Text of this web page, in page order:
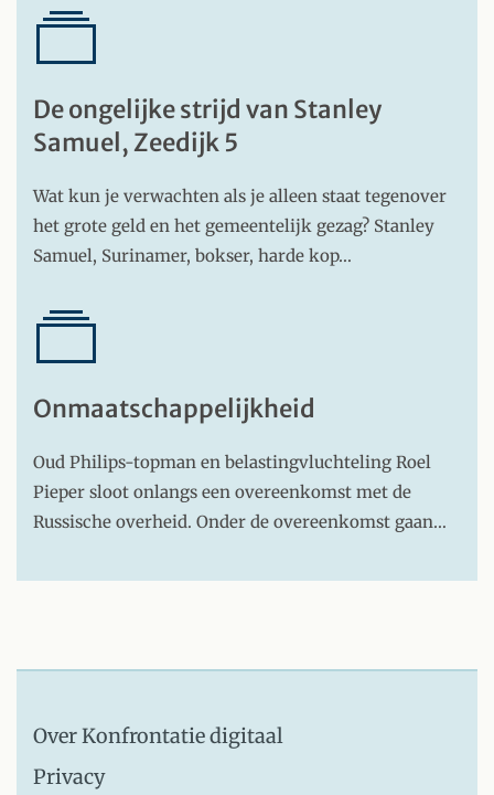
De ongelijke strijd van Stanley
Samuel, Zeedijk 5
Wat kun je verwachten als je alleen staat tegenover
het grote geld en het gemeentelijk gezag? Stanley
Samuel, Surinamer, bokser, harde kop…
Onmaatschappelijkheid
Oud Philips-topman en belastingvluchteling Roel
Pieper sloot onlangs een overeenkomst met de
Russische overheid. Onder de overeenkomst gaan…
Over Konfrontatie digitaal
Privacy